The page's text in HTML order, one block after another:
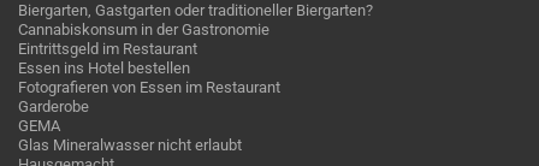
Biergarten, Gastgarten oder traditioneller Biergarten?
Cannabiskonsum in der Gastronomie
Eintrittsgeld im Restaurant
Essen ins Hotel bestellen
Fotografieren von Essen im Restaurant
Garderobe
GEMA
Glas Mineralwasser nicht erlaubt